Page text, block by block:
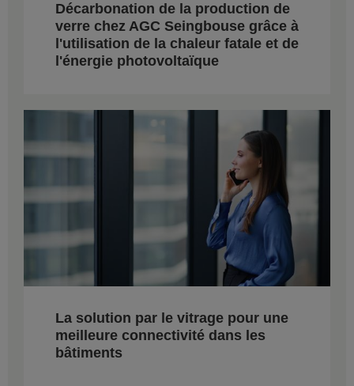
Décarbonation de la production de
verre chez AGC Seingbouse grâce à
l'utilisation de la chaleur fatale et de
l'énergie photovoltaïque
La solution par le vitrage pour une
meilleure connectivité dans les
bâtiments